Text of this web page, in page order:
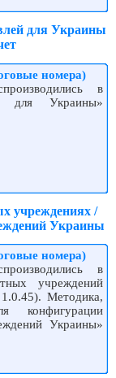
для Украины
номера)
в
для Украины»
учреждениях /
Украины
номера)
в
учреждений
Методика,
конфигурации
Украины»